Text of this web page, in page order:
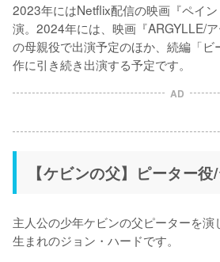
2023年にはNetflix配信の映画『ペイ
演。2024年には、映画『ARGYLLE/
の母親役で出演予定のほか、続編「
作に引き続き出演する予定です。
AD
【ケビンの父】ピーター
主人公の少年ケビンの父ピーターを
生まれのジョン・ハードです。